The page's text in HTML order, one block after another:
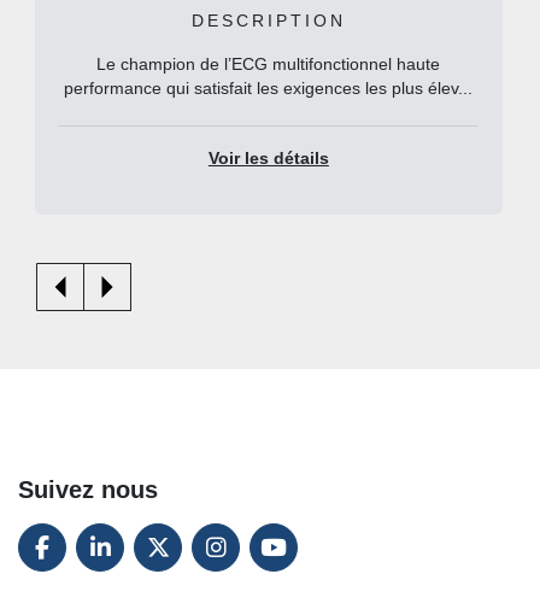
DESCRIPTION
Le champion de l’ECG multifonctionnel haute
performance qui satisfait les exigences les plus élev...
Voir les détails
Suivez nous
FACEBOOK
LINKEDINTWITTERINSTAGRAM
YOUTUBE